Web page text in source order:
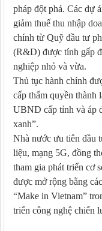
pháp đột phá. Các dự
giảm thuế thu nhập
chính từ Quỹ đầu tư
(R&D) được tính gấp
nghiệp nhỏ và vừa.
Thủ tục hành chính
cấp thẩm quyền thành
UBND cấp tỉnh và áp
xanh”.
Nhà nước ưu tiên đầu
liệu, mạng 5G, đồng
tham gia phát triển cơ
được mở rộng bằng
“Make in Vietnam”
triển công nghệ chiến